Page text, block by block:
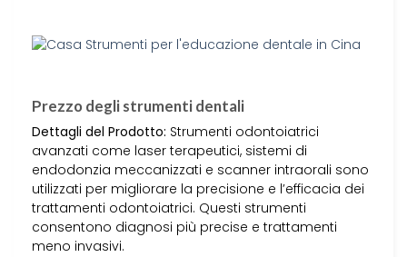
Prezzo degli strumenti dentali
Dettagli del Prodotto: Strumenti odontoiatrici
avanzati come laser terapeutici, sistemi di
endodonzia meccanizzati e scanner intraorali sono
utilizzati per migliorare la precisione e l’efficacia dei
trattamenti odontoiatrici. Questi strumenti
consentono diagnosi più precise e trattamenti
meno invasivi.